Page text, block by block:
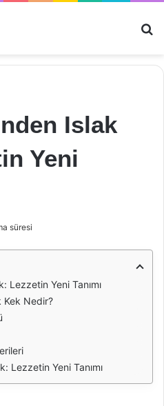
Islak
Yeni
süresi
Lezzetin Yeni Tanımı
Kek Nedir?
Lezzetin Yeni Tanımı